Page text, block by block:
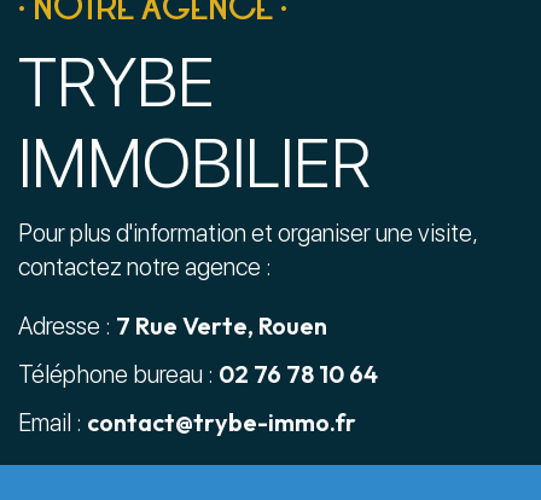
TRYBE
IMMOBILIER
Pour plus d'information et organiser une visite,
contactez notre agence :
Adresse : 7 Rue Verte, Rouen
Téléphone bureau : 02 76 78 10 64
Email : contact@trybe-immo.fr